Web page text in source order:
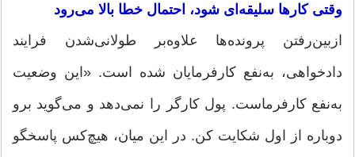
وقتی کارها سلیقه‌ای شود، احتمال خطا بالا می‌رود
ازبین‌رفتن پرونده‌ها علاوه‌بر طولانی‌شدن فرایند
دادخواهی، به‌نفع کارفرمایان شده است. «این وضعیت
به‌نفع کارفرماست. پول کارگر را نمی‌دهد و می‌گوید برو
دوباره از اول شکایت کن. در این میان، هیچ‌کس پاسخگو